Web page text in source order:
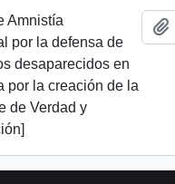
Amnistía
por la defensa de
desaparecidos en
por la creación de la
de Verdad y